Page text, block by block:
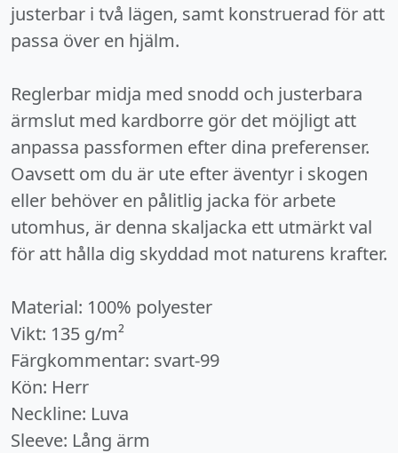
justerbar i två lägen, samt konstruerad för att
passa över en hjälm.
Reglerbar midja med snodd och justerbara
ärmslut med kardborre gör det möjligt att
anpassa passformen efter dina preferenser.
Oavsett om du är ute efter äventyr i skogen
eller behöver en pålitlig jacka för arbete
utomhus, är denna skaljacka ett utmärkt val
för att hålla dig skyddad mot naturens krafter.
Material: 100% polyester
Vikt: 135 g/m²
Färgkommentar: svart-99
Kön: Herr
Neckline: Luva
Sleeve: Lång ärm